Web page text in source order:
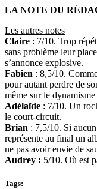
LA NOTE DU
Les autres notes
Claire : 7/10. Trop
sans problème leur
s’annonce explosive.
Fabien : 8,5/10.
pour autant perdre de
même sur le
Adélaïde : 7/10. Un
le court-circuit.
Brian : 7,5/10. Si
représente au final un
ne pas avoir envie de
Audrey : 5/10. Où est
Tags: